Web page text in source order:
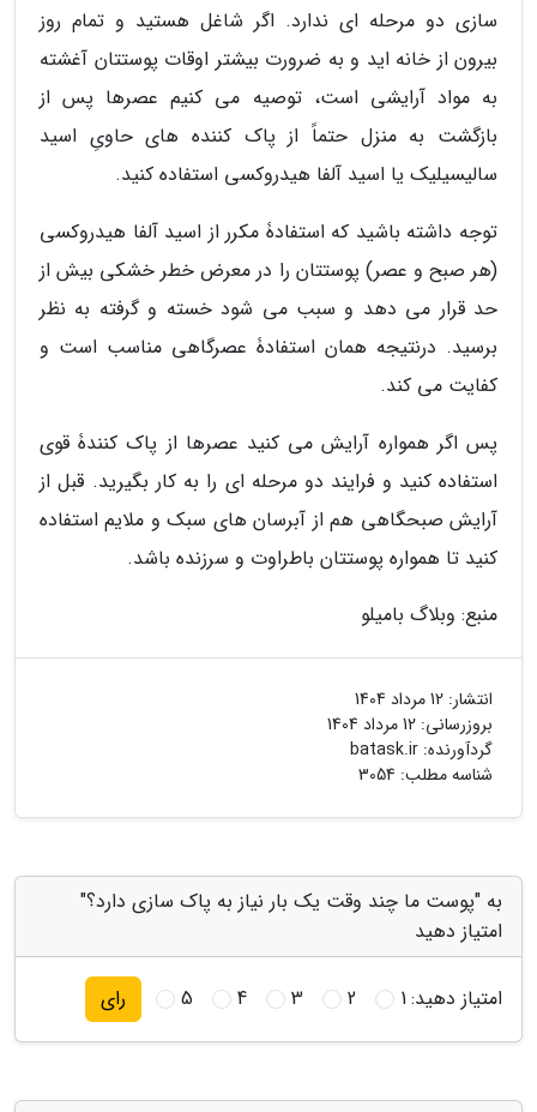
سازی دو مرحله ای ندارد. اگر شاغل هستید و تمام روز
بیرون از خانه اید و به ضرورت بیشتر اوقات پوستتان آغشته
به مواد آرایشی است، توصیه می کنیم عصرها پس از
بازگشت به منزل حتماً از پاک کننده های حاویِ اسید
سالیسیلیک یا اسید آلفا هیدروکسی استفاده کنید.
توجه داشته باشید که استفادۀ مکرر از اسید آلفا هیدروکسی
(هر صبح و عصر) پوستتان را در معرض خطر خشکی بیش از
حد قرار می دهد و سبب می شود خسته و گرفته به نظر
برسید. درنتیجه همان استفادۀ عصرگاهی مناسب است و
کفایت می کند.
پس اگر همواره آرایش می کنید عصرها از پاک کنندۀ قوی
استفاده کنید و فرایند دو مرحله ای را به کار بگیرید. قبل از
آرایش صبحگاهی هم از آبرسان های سبک و ملایم استفاده
کنید تا همواره پوستتان باطراوت و سرزنده باشد.
منبع: وبلاگ بامیلو
انتشار: 12 مرداد 1404
بروزرسانی: 12 مرداد 1404
گردآورنده: batask.ir
شناسه مطلب: 3054
به "پوست ما چند وقت یک بار نیاز به پاک سازی دارد؟"
امتیاز دهید
امتیاز دهید:1
2
3
4
5 رای